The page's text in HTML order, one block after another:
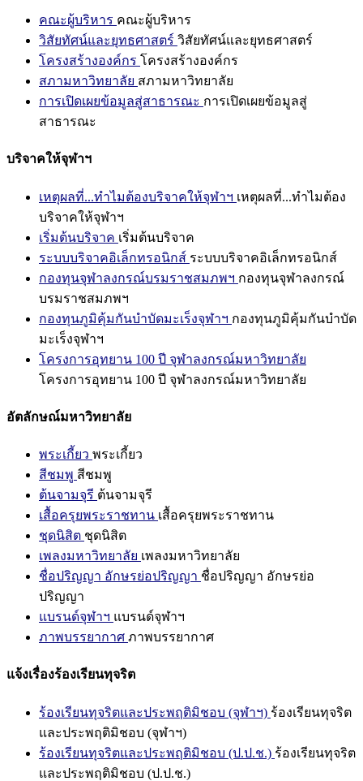
คณะผู้บริหาร คณะผู้บริหาร
วิสัยทัศน์และยุทธศาสตร์ วิสัยทัศน์และยุทธศาสตร์
โครงสร้างองค์กร โครงสร้างองค์กร
สภามหาวิทยาลัย สภามหาวิทยาลัย
การเปิดเผยข้อมูลสู่สาธารณะ การเปิดเผยข้อมูลสู่
สาธารณะ
บริจาคให้จุฬาฯ
เหตุผลที่...ทำไมต้องบริจาคให้จุฬาฯ เหตุผลที่...ทำไมต้อง
บริจาคให้จุฬาฯ
เริ่มต้นบริจาค เริ่มต้นบริจาค
ระบบบริจาคอิเล็กทรอนิกส์ ระบบบริจาคอิเล็กทรอนิกส์
กองทุนจุฬาลงกรณ์บรมราชสมภพฯ กองทุนจุฬาลงกรณ์
บรมราชสมภพฯ
กองทุนภูมิคุ้มกันบำบัดมะเร็งจุฬาฯ กองทุนภูมิคุ้มกันบำบัด
มะเร็งจุฬาฯ
โครงการอุทยาน 100 ปี จุฬาลงกรณ์มหาวิทยาลัย
โครงการอุทยาน 100 ปี จุฬาลงกรณ์มหาวิทยาลัย
อัตลักษณ์มหาวิทยาลัย
พระเกี้ยว พระเกี้ยว
สีชมพู สีชมพู
ต้นจามจุรี ต้นจามจุรี
เสื้อครุยพระราชทาน เสื้อครุยพระราชทาน
ชุดนิสิต ชุดนิสิต
เพลงมหาวิทยาลัย เพลงมหาวิทยาลัย
ชื่อปริญญา อักษรย่อปริญญา ชื่อปริญญา อักษรย่อ
ปริญญา
แบรนด์จุฬาฯ แบรนด์จุฬาฯ
ภาพบรรยากาศ ภาพบรรยากาศ
แจ้งเรื่องร้องเรียนทุจริต
ร้องเรียนทุจริตและประพฤติมิชอบ (จุฬาฯ) ร้องเรียนทุจริต
และประพฤติมิชอบ (จุฬาฯ)
ร้องเรียนทุจริตและประพฤติมิชอบ (ป.ป.ช.) ร้องเรียนทุจริต
และประพฤติมิชอบ (ป.ป.ช.)